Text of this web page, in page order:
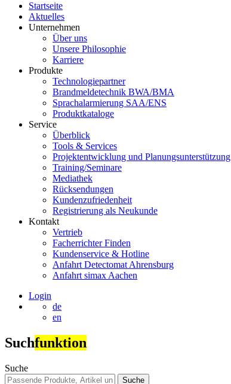
Startseite
Aktuelles
Unternehmen
Über uns
Unsere Philosophie
Karriere
Produkte
Technologiepartner
Brandmeldetechnik BWA/BMA
Sprachalarmierung SAA/ENS
Produktkataloge
Service
Überblick
Tools & Services
Projektentwicklung und Planungsunterstützung
Training/Seminare
Mediathek
Rücksendungen
Kundenzufriedenheit
Registrierung als Neukunde
Kontakt
Vertrieb
Facherrichter Finden
Kundenservice & Hotline
Anfahrt Detectomat Ahrensburg
Anfahrt simax Aachen
Login
de
en
Suchfunktion
Suche
Suche